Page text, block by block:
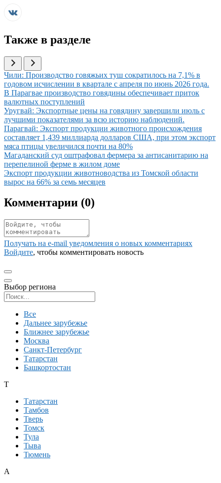
Также в разделе
Иллюстрация новости
Чили: Производство говяжьих туш сократилось на 7,1% в
годовом исчислении в квартале с апреля по июнь 2026 года.
Иллюстрация новости
В Парагвае производство говядины обеспечивает приток
валютных поступлений
Иллюстрация новости
Уругвай: Экспортные цены на говядину завершили июль с
лучшими показателями за всю историю наблюдений.
Иллюстрация новости
Парагвай: Экспорт продукции животного происхождения
составляет 1,439 миллиарда долларов США, при этом экспорт
мяса птицы увеличился почти на 80%
Иллюстрация новости
Магаданский суд оштрафовал фермера за антисанитарию на
перепелиной ферме в жилом доме
Иллюстрация новости
Экспорт продукции животноводства из Томской области
вырос на 66% за семь месяцев
Комментарии (0)
Получать на e‑mail уведомления о новых комментариях
Войдите, чтобы комментировать новость
Выбор региона
Все
Дальнее зарубежье
Ближнее зарубежье
Москва
Санкт-Петербург
Татарстан
Башкортостан
Т
Татарстан
Тамбов
Тверь
Томск
Тула
Тыва
Тюмень
А